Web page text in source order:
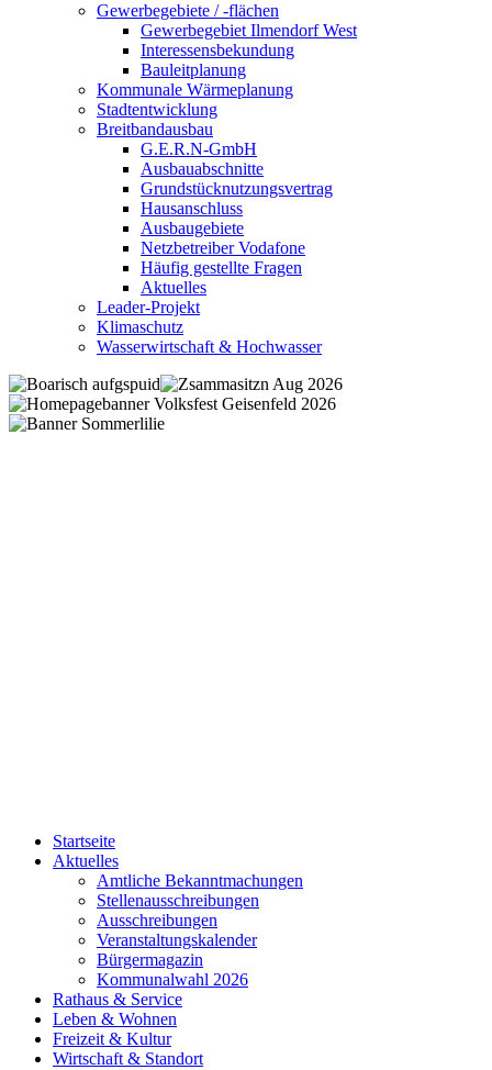
Gewerbegebiete / -flächen
Gewerbegebiet Ilmendorf West
Interessensbekundung
Bauleitplanung
Kommunale Wärmeplanung
Stadtentwicklung
Breitbandausbau
G.E.R.N-GmbH
Ausbauabschnitte
Grundstücknutzungsvertrag
Hausanschluss
Ausbaugebiete
Netzbetreiber Vodafone
Häufig gestellte Fragen
Aktuelles
Leader-Projekt
Klimaschutz
Wasserwirtschaft & Hochwasser
Startseite
Aktuelles
Amtliche Bekanntmachungen
Stellenausschreibungen
Ausschreibungen
Veranstaltungskalender
Bürgermagazin
Kommunalwahl 2026
Rathaus & Service
Leben & Wohnen
Freizeit & Kultur
Wirtschaft & Standort